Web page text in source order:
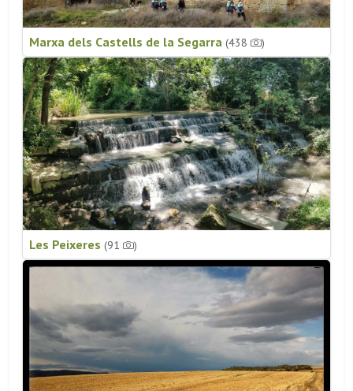
Marxa dels Castells de la Segarra (438 )
Les Peixeres (91 )